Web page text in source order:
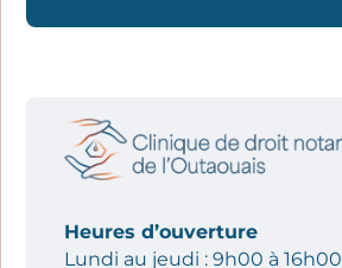
Heures d’ouverture
Lundi au jeudi : 9h00 à 16h00